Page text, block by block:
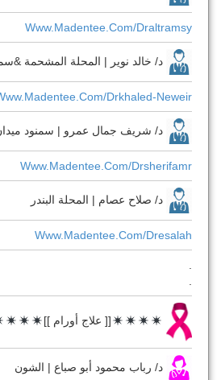
Www.madentee.com/draltramsy
د/ خالد نوير | المحلة المشحمة
drkhaled-Neweir
د/ شريف جمال عمرو | سمنود
Www.madentee.com/drsherifamr
د/ صلاح عصام | المحلة البندر
Www.madentee.com/dresalah
.
.
[[ علاج أورام ]]
د/ رباب محمود أبو صباع | الشون